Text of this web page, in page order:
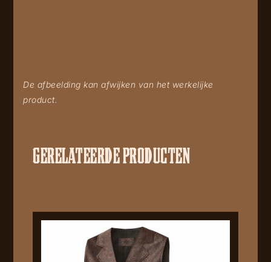
De afbeelding kan afwijken van het werkelijke
product.
GERELATEERDE PRODUCTEN